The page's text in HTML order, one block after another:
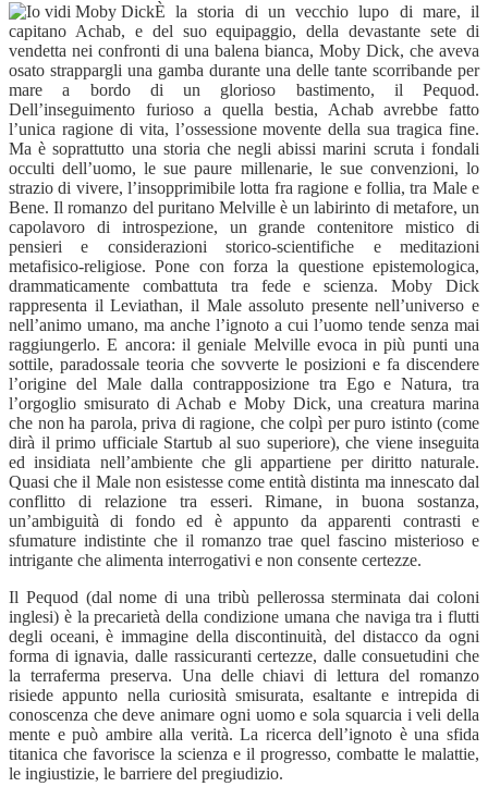
È la storia di un vecchio lupo di mare, il
capitano Achab, e del suo equipaggio, della devastante sete di
vendetta nei confronti di una balena bianca, Moby Dick, che aveva
osato strappargli una gamba durante una delle tante scorribande per
mare a bordo di un glorioso bastimento, il Pequod.
Dell’inseguimento furioso a quella bestia, Achab avrebbe fatto
l’unica ragione di vita, l’ossessione movente della sua tragica fine.
Ma è soprattutto una storia che negli abissi marini scruta i fondali
occulti dell’uomo, le sue paure millenarie, le sue convenzioni, lo
strazio di vivere, l’insopprimibile lotta fra ragione e follia, tra Male e
Bene. Il romanzo del puritano Melville è un labirinto di metafore, un
capolavoro di introspezione, un grande contenitore mistico di
pensieri e considerazioni storico-scientifiche e meditazioni
metafisico-religiose. Pone con forza la questione epistemologica,
drammaticamente combattuta tra fede e scienza. Moby Dick
rappresenta il Leviathan, il Male assoluto presente nell’universo e
nell’animo umano, ma anche l’ignoto a cui l’uomo tende senza mai
raggiungerlo. E ancora: il geniale Melville evoca in più punti una
sottile, paradossale teoria che sovverte le posizioni e fa discendere
l’origine del Male dalla contrapposizione tra Ego e Natura, tra
l’orgoglio smisurato di Achab e Moby Dick, una creatura marina
che non ha parola, priva di ragione, che colpì per puro istinto (come
dirà il primo ufficiale Startub al suo superiore), che viene inseguita
ed insidiata nell’ambiente che gli appartiene per diritto naturale.
Quasi che il Male non esistesse come entità distinta ma innescato dal
conflitto di relazione tra esseri. Rimane, in buona sostanza,
un’ambiguità di fondo ed è appunto da apparenti contrasti e
sfumature indistinte che il romanzo trae quel fascino misterioso e
intrigante che alimenta interrogativi e non consente certezze.
Il Pequod (dal nome di una tribù pellerossa sterminata dai coloni
inglesi) è la precarietà della condizione umana che naviga tra i flutti
degli oceani, è immagine della discontinuità, del distacco da ogni
forma di ignavia, dalle rassicuranti certezze, dalle consuetudini che
la terraferma preserva. Una delle chiavi di lettura del romanzo
risiede appunto nella curiosità smisurata, esaltante e intrepida di
conoscenza che deve animare ogni uomo e sola squarcia i veli della
mente e può ambire alla verità. La ricerca dell’ignoto è una sfida
titanica che favorisce la scienza e il progresso, combatte le malattie,
le ingiustizie, le barriere del pregiudizio.